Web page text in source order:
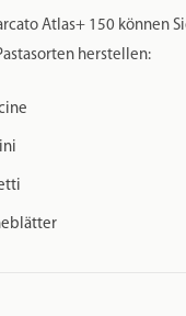
Atlas+ 150 können
herstellen: